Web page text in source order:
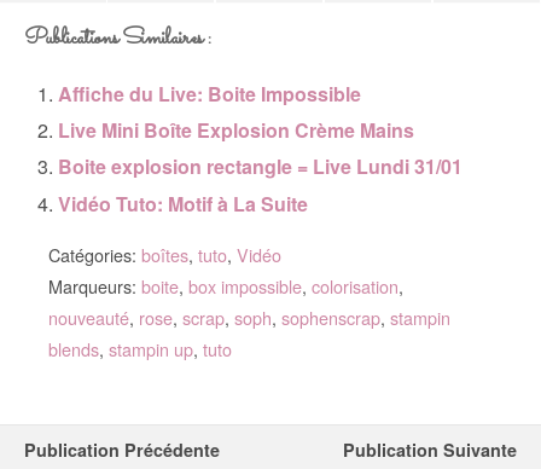
Publications Similaires :
Affiche du Live: Boite Impossible
Live Mini Boîte Explosion Crème Mains
Boite explosion rectangle = Live Lundi 31/01
Vidéo Tuto: Motif à La Suite
Catégories: boîtes, tuto, Vidéo
Marqueurs: boite, box impossible, colorisation,
nouveauté, rose, scrap, soph, sophenscrap, stampin
blends, stampin up, tuto
Publication Précédente Publication Suivante